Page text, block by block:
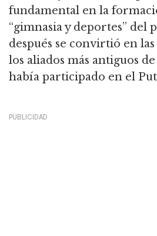
fundamental en la
“gimnasia y deportes” del
después se convirtió en las
los aliados más antiguos
había participado en el
PUBLICIDAD